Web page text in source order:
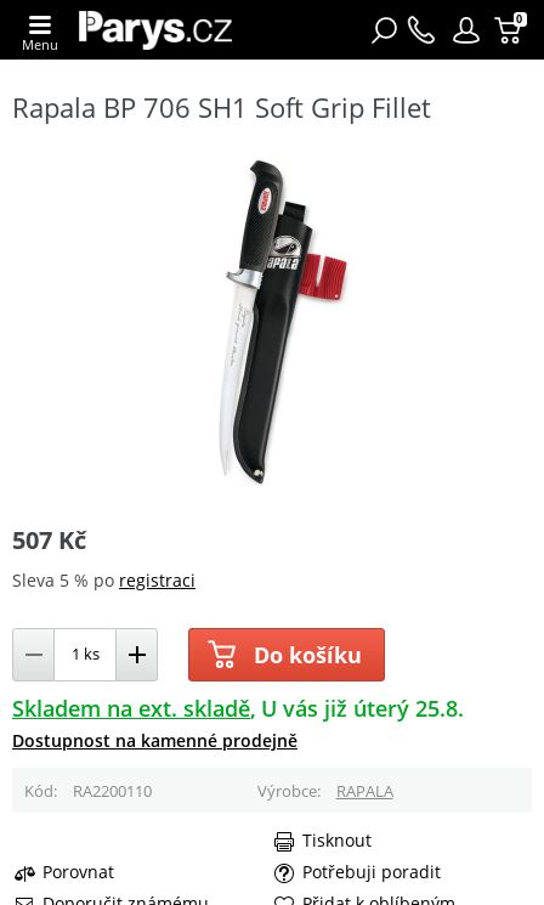
0
Menu
Rapala BP 706 SH1 Soft Grip Fillet
507 Kč
Sleva 5 % po registraci
Do košíku
Skladem na ext. skladě U vás již úterý 25.8.
Dostupnost na kamenné prodejně
Kód RA2200110 Výrobce RAPALA
Porovnat
Potřebuji poradit
Tisknout